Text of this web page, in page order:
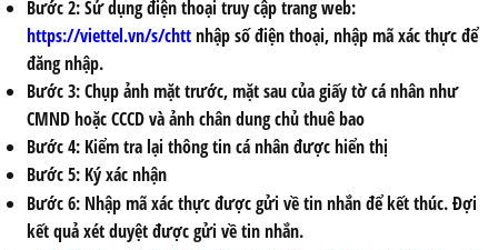
Bước 2: Sử dụng điện thoại truy cập trang web:
https://viettel.vn/s/chttnhập số điện thoại, nhập mã xác thực để
đăng nhập.
Bước 3: Chụp ảnh mặt trước, mặt sau của giấy tờ cá nhân như
CMND hoặc CCCD và ảnh chân dung chủ thuê bao
Bước 4: Kiểm tra lại thông tin cá nhân được hiển thị
Bước 5: Ký xác nhận
Bước 6: Nhập mã xác thực được gửi về tin nhắn để kết thúc. Đợi
kết quả xét duyệt được gửi về tin nhắn.